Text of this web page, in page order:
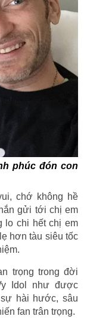
phúc đón con
chớ không hề
gửi tới chị em
lo chi hết chị em
hơn tàu siêu tốc
trọng trong đời
Idol như được
hài hước, sâu
fan trân trọng.